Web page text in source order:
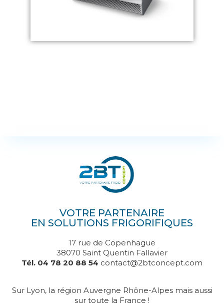
VOTRE PARTENAIRE
EN SOLUTIONS FRIGORIFIQUES
17 rue de Copenhague
38070 Saint Quentin Fallavier
Tél. 04 78 20 88 54 contact@2btconcept.com
Sur Lyon, la région Auvergne Rhône-Alpes mais aussi
sur toute la France !